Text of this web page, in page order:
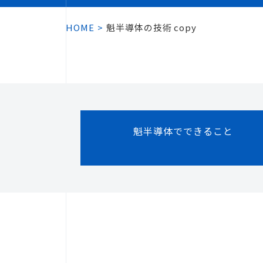
HOME 魁半導体の技術 copy
魁半導体でできること